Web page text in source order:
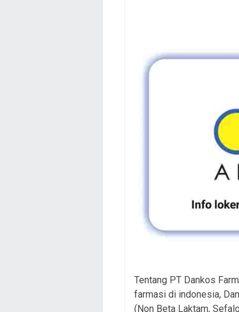
Tentang PT Dankos
farmasi di indonesia,
(Non Beta Laktam,